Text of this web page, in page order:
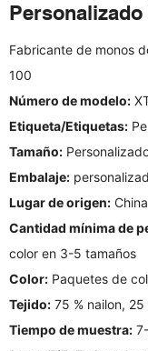
Personalizado
Fabricante de monos
100
Número de modelo:
Etiqueta/Etiquetas:
Tamaño:
Embalaje:
Lugar de origen: China
Cantidad mínima de
color en 3-5 tamaños
Color: Paquetes de
Tejido: 75 % nailon, 25
Tiempo de muestra: